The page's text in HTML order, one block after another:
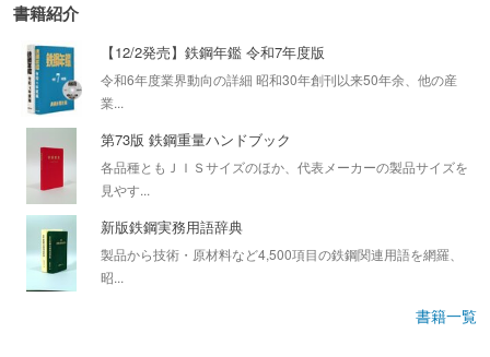
書籍紹介
【12/2発売】鉄鋼年鑑 令和7年度版
令和6年度業界動向の詳細 昭和30年創刊以来50年余、他の産
業...
第73版 鉄鋼重量ハンドブック
各品種ともＪＩＳサイズのほか、代表メーカーの製品サイズを
見やす...
新版鉄鋼実務用語辞典
製品から技術・原材料など4,500項目の鉄鋼関連用語を網羅、
昭...
書籍一覧